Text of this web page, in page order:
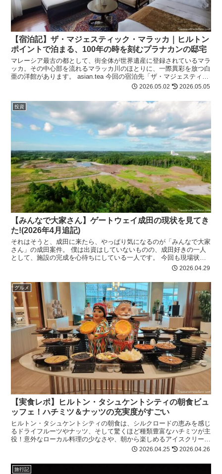
【宿泊記】ザ・マジェスティック・マラッカ｜ヒルトン
ポイントで泊まる、100年の時を刻むプラナカンの邸宅
マレーシア最古の都として、街全体が世界遺産に登録されているマラ
ッカ。その中心部を流れるマラッカ川のほとりに、一際異彩を放つ白
亜の洋館があります。 asian.tea 今回の宿泊先「ザ・マジェスティッ
2026.05.02 2026.05.05
投資
【みんなで大家さん】ゲートウェイ成田の現状を見てき
た!(2026年4月追記)
それはそうと、成田に来たら、やっぱり気になるのが「みんなで大家
さん」の成田案件。 僕は出資はしていないものの、成田好きの一人
として、施設の完成を心待ちにしている一人です。 今回も現場状況
2026.04.29
グルメ
【実食レポ】ヒルトン・タシュケントシティの朝食ビュ
ッフェ！ハチミツ＆ナッツの充実度がすごい
ヒルトン・タシュケントシティの朝食は、シルクロードの恵みを感じ
るドライフルーツやナッツ、そして驚くほど種類豊富なハチミツが主
役！意外なローカル料理の少なさや、朝から楽しめるアイスクリーム
バーなど、実際に食べてわかった見どころを詳しくレポー...
2026.04.25 2026.04.26
旅行記